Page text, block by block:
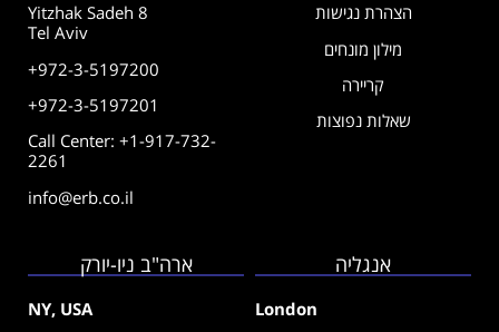
הצהרת נגישות
מילון מונחים
קריירה
שאלות נפוצות
Yitzhak Sadeh 8
Tel Aviv
+972-3-5197200
+972-3-5197201
Call Center: +1-917-732-
2261
info@erb.co.il
אנגליה
London
ארה"ב ניו-יורק
NY, USA